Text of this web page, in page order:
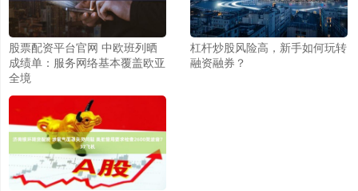
股票配资平台官网 中欧班列晒
成绩单：服务网络基本覆盖欧亚
全境
杠杆炒股风险高，新手如何玩转
融资融券？